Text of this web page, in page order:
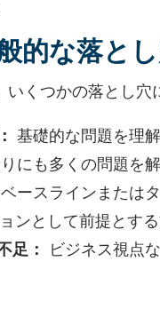
的な落と
くつかの落とし穴
基礎的な問題を理
にも多くの問題を
ースラインまたは
ンとして前提とす
足：
ビジネス視点